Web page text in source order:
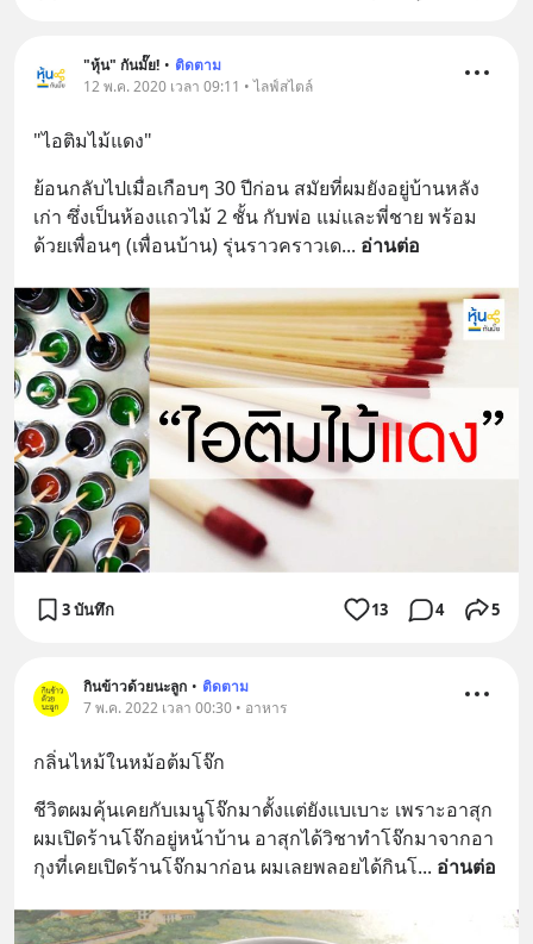
"หุ้น" กันมั๊ย! • ติดตาม
12 พ.ค. 2020 เวลา 09:11 • ไลฟ์สไตล์
"ไอติมไม้แดง"
ย้อนกลับไปเมื่อเกือบๆ 30 ปีก่อน สมัยที่ผมยังอยู่บ้านหลัง
เก่า ซึ่งเป็นห้องแถวไม้ 2 ชั้น กับพ่อ แม่และพี่ชาย พร้อม
ด้วยเพื่อนๆ (เพื่อนบ้าน) รุ่นราวคราวเด... อ่านต่อ
3 บันทึก 13 4 5
กินข้าวด้วยนะลูก • ติดตาม
7 พ.ค. 2022 เวลา 00:30 • อาหาร
กลิ่นไหม้ในหม้อต้มโจ๊ก
ชีวิตผมคุ้นเคยกับเมนูโจ๊กมาตั้งแต่ยังแบเบาะ เพราะอาสุก
ผมเปิดร้านโจ๊กอยู่หน้าบ้าน อาสุกได้วิชาทำโจ๊กมาจากอา
กุงที่เคยเปิดร้านโจ๊กมาก่อน ผมเลยพลอยได้กินโ... อ่านต่อ